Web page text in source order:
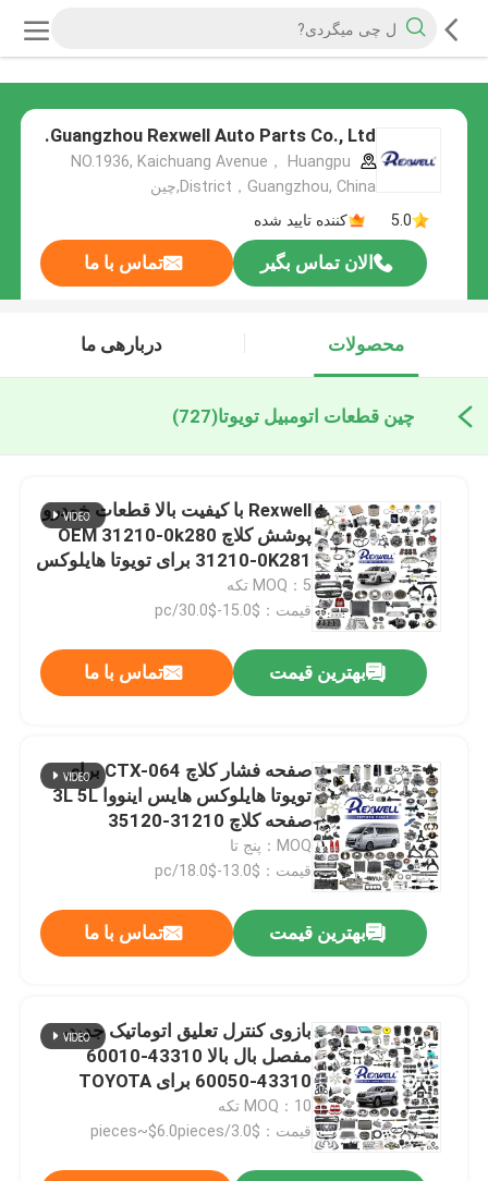
Guangzhou Rexwell Auto Parts Co., Ltd.
NO.1936, Kaichuang Avenue， Huangpu
District，Guangzhou, China,چین
5.0
کننده تایید شده
الان تماس بگیر تماس با ما
محصولات دربارهی ما
چین قطعات اتومبیل تویوتا(727)
Rexwell با کیفیت بالا قطعات خودرو
پوشش کلاچ OEM 31210-0k280
31210-0K281 برای تویوتا هایلوکس
فورچونر هایس
MOQ：5 تکه
قیمت：$15.0-$30.0/pc
بهترین قیمت تماس با ما
صفحه فشار کلاچ CTX-064 برای
تویوتا هایلوکس هایس اینووا 3L 5L
صفحه کلاچ 31210-35120
MOQ：پنج تا
قیمت：$13.0-$18.0/pc
بهترین قیمت تماس با ما
بازوی کنترل تعلیق اتوماتیک جدید،
مفصل بال بالا 43310-60010
43310-60050 برای TOYOTA
LAND CRUISER PRADO KDJ120
KDJ125 2002-2010
MOQ：10 تکه
قیمت：$3.0/pieces~$6.0pieces